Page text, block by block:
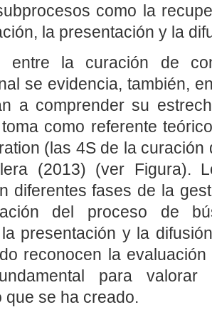
como la
la presentación y la
entre la curación de
se evidencia, también,
a comprender su
como referente
(las 4S de la
(2013) (ver Figura).
diferentes fases de la
del proceso de
presentación y la
reconocen la
para
que se ha creado.